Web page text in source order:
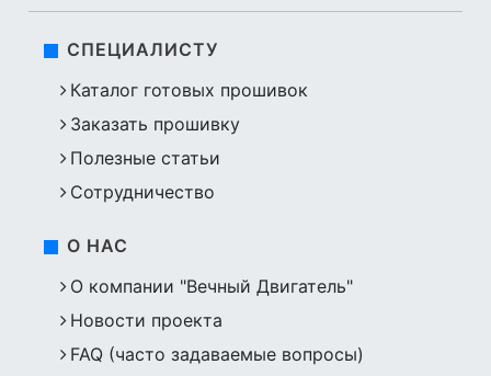
СПЕЦИАЛИСТУ
Каталог готовых прошивок
Заказать прошивку
Полезные статьи
Сотрудничество
О НАС
О компании "Вечный Двигатель"
Новости проекта
FAQ (часто задаваемые вопросы)